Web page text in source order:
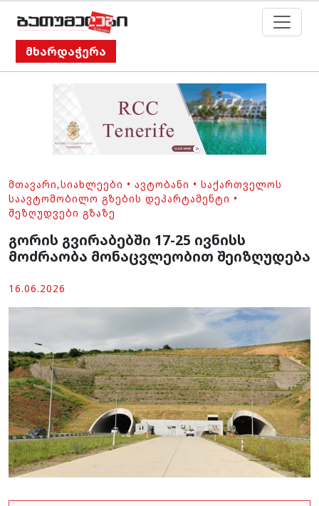
მხარდაჭერა
ᲛᲗᲐᲕᲐᲠᲘ,ᲡᲘᲐᲮᲚᲔᲔᲑᲘ • ᲐᲕᲢᲝᲑᲐᲜᲘ • ᲡᲐᲥᲐᲠᲗᲕᲔᲚᲝᲡ
ᲡᲐᲐᲕᲢᲝᲛᲝᲑᲘᲚᲝ ᲒᲖᲔᲑᲘᲡ ᲓᲔᲞᲐᲠᲢᲐᲛᲔᲜᲢᲘ •
ᲨᲔᲖᲦᲣᲓᲕᲔᲑᲘ ᲒᲖᲐᲖᲔ
გორის გვირაბებში 17-25 ივნისს
მოძრაობა მონაცვლეობით შეიზღუდება
16.06.2026